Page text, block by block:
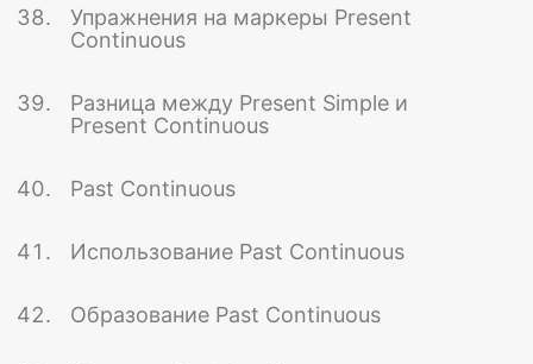
Упражнения на маркеры Present
Continuous
Разница между Present Simple и
Present Continuous
Past Continuous
Использование Past Continuous
Образование Past Continuous